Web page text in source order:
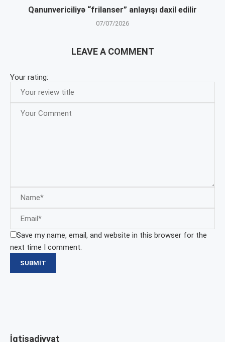
Qanunvericiliyə “frilanser” anlayışı daxil edilir
07/07/2026
LEAVE A COMMENT
Your rating:
Save my name, email, and website in this browser for the
next time I comment.
İqtisadiyyat